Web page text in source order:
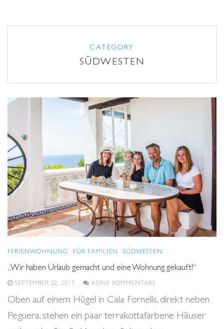
FRANCHISE PARTNER
KONTAKT
NEWSLETTER
CATEGORY
SÜDWESTEN
FERIENWOHNUNG FÜR FAMILIEN SÜDWESTEN
„Wir haben Urlaub gemacht und eine Wohnung gekauft!“
SEPTEMBER 22, 2017 KEINE KOMMENTARE
Oben auf einem Hügel in Cala Fornells, direkt neben
Peguera, stehen ein paar terrakottafarbene Häuser